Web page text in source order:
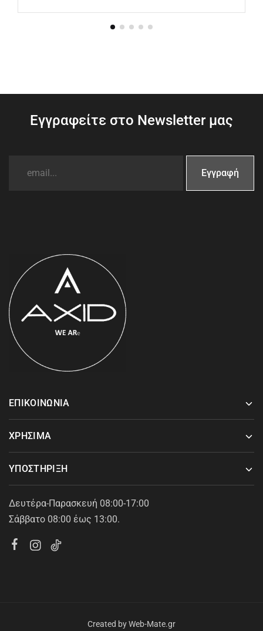
Εγγραφείτε στο Newsletter μας
ΕΠΙΚΟΙΝΩΝΙΑ
ΧΡΗΣΙΜΑ
ΥΠΟΣΤΗΡΙΞΗ
Δευτέρα-Παρασκευή 08:00-17:00
Σάββατο 08:00 έως 13:00.
Created byWeb-Mate.gr